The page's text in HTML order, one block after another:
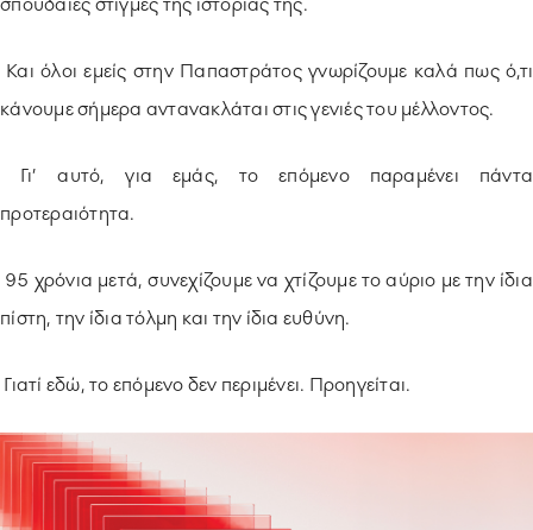
Και όλοι εμείς στην Παπαστράτος γνωρίζουμε καλά πως ό,τι
κάνουμε σήμερα αντανακλάται στις γενιές του μέλλοντος.
Γι’ αυτό, για εμάς, το επόμενο παραμένει πάντα
προτεραιότητα.
95 χρόνια μετά, συνεχίζουμε να χτίζουμε το αύριο με την ίδια
πίστη, την ίδια τόλμη και την ίδια ευθύνη.
Γιατί εδώ, το επόμενο δεν περιμένει. Προηγείται.